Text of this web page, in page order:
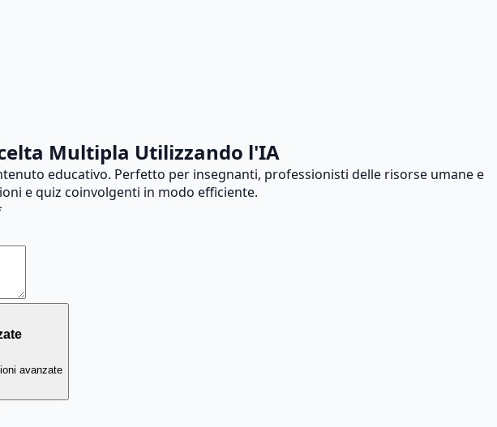
Multipla Utilizzando l'IA
educativo. Perfetto per insegnanti, professionisti delle risorse umane e
e quiz coinvolgenti in modo efficiente.
avanzate